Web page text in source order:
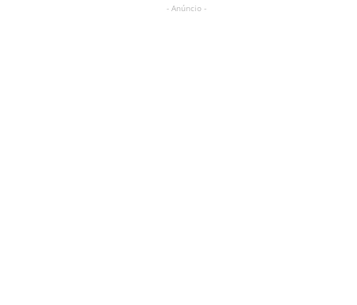
- Anúncio -